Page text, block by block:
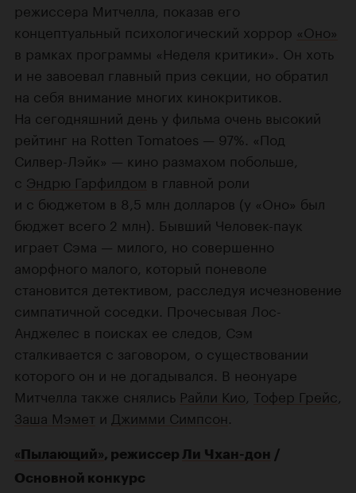
режиссера Митчелла, показав его
концептуальный психологический хоррор «Оно»
в рамках программы «Неделя критики». Он хоть
и не завоевал главный приз секции, но обратил
на себя внимание многих кинокритиков.
На сегодняшний день у фильма очень высокий
рейтинг на Rotten Tomatoes — 97%. «Под
Силвер-Лэйк» — кино размахом побольше,
с Эндрю Гарфилдом в главной роли
и с бюджетом в 8,5 млн долларов (у «Оно» был
бюджет всего 2 млн). Бывший Человек-паук
играет Сэма — милого, но совершенно
аморфного малого, который поневоле
становится детективом, расследуя исчезновение
симпатичной соседки. Прочесывая Лос-
Анджелес в поисках ее следов, Сэм
сталкивается с заговором, о существовании
которого он и не догадывался. В неонуаре
Митчелла также снялись Райли Кио Тофер Грейс
Заша Мэмет и Джимми Симпсон
«Пылающий», режиссер Ли Чхан-дон /
Основной конкурс